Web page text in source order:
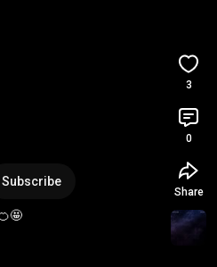
Subscribe
3
0
Share